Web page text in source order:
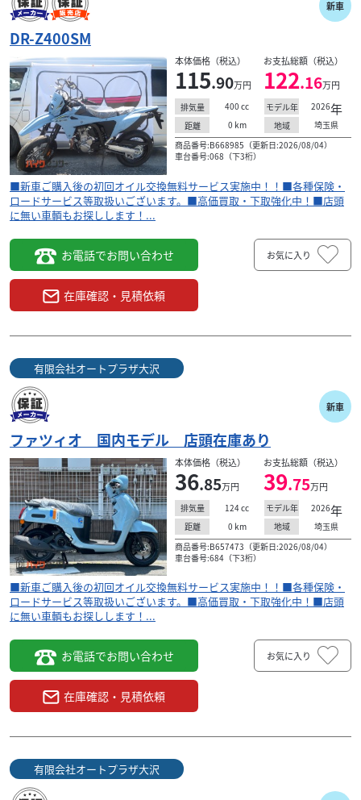
新車
DR-Z400SM
本体価格（税込）
115.90万円
お支払総額（税込）
122.16万円
排気量 400 cc モデル年 2026年
距離 0 km 地域
埼玉県
商品番号:B668985（更新日:2026/08/04）
車台番号:068（下3桁）
■新車ご購入後の初回オイル交換無料サービス実施中！！■各種保険・
ロードサービス等取扱いございます。■高価買取・下取強化中！■店頭
に無い車輌もお探しします！...
お電話でお問い合わせ
在庫確認・見積依頼
お気に入り
有限会社オートプラザ大沢
新車
ファツィオ 国内モデル 店頭在庫あり
本体価格（税込）
36.85万円
お支払総額（税込）
39.75万円
排気量 124cc モデル年 2026年
距離 0 km 地域
埼玉県
商品番号:B657473（更新日:2026/08/04）
車台番号:684（下3桁）
■新車ご購入後の初回オイル交換無料サービス実施中！！■各種保険・
ロードサービス等取扱いございます。■高価買取・下取強化中！■店頭
に無い車輌もお探しします！...
お電話でお問い合わせ
在庫確認・見積依頼
お気に入り
有限会社オートプラザ大沢